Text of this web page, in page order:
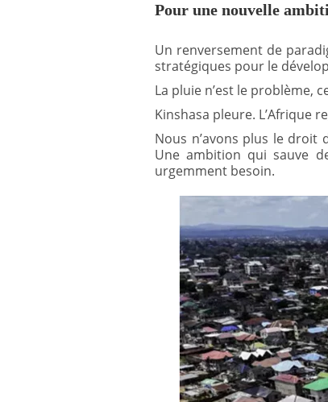
Pour une nouvelle
Un renversement de
stratégiques pour le
La pluie n’est le problème,
Kinshasa pleure. L’Afrique
Nous n’avons plus le droit
Une ambition qui sauve
urgemment besoin.